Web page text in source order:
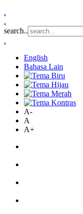
.
.
search..
.
English
Bahasa Lain
A-
A
A+